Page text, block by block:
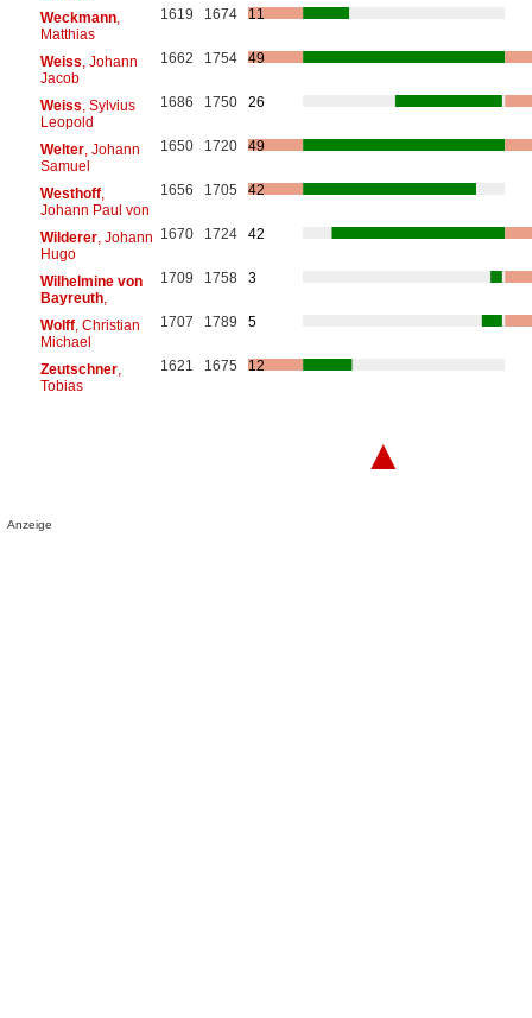
Weckmann,
Matthias
1619 1674 11
Weiss , Johann
Jacob
1662 1754 49
Weiss , Sylvius
Leopold
1686 1750 26
Welter, Johann
Samuel
1650 1720 49
Westhoff,
Johann Paul von
1656 1705 42
Wilderer, Johann
Hugo
1670 1724 42
Wilhelmine von
Bayreuth,
1709 1758 3
Wolff, Christian
Michael
1707 1789 5
Zeutschner,
Tobias
1621 1675 12
▲
Anzeige